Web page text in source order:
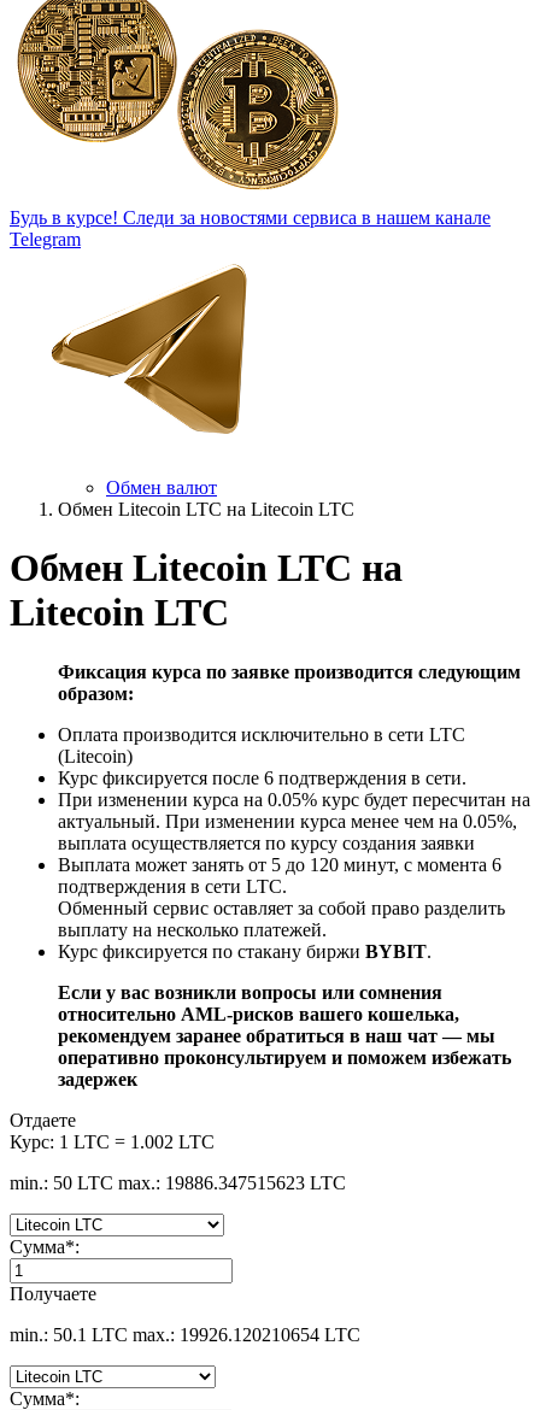
Будь в курсе! Следи за новостями сервиса в нашем канале
Telegram
Обмен валют
Обмен Litecoin LTC на Litecoin LTC
Обмен Litecoin LTC на
Litecoin LTC
Фиксация курса по заявке производится следующим
образом:
Оплата производится исключительно в сети LTC
(Litecoin)
Курс фиксируется после 6 подтверждения в сети.
При изменении курса на 0.05% курс будет пересчитан на
актуальный. При изменении курса менее чем на 0.05%,
выплата осуществляется по курсу создания заявки
Выплата может занять от 5 до 120 минут, с момента 6
подтверждения в сети LTC.
Обменный сервис оставляет за собой право разделить
выплату на несколько платежей.
Курс фиксируется по стакану биржи BYBIT.
Если у вас возникли вопросы или сомнения
относительно AML-рисков вашего кошелька,
рекомендуем заранее обратиться в наш чат — мы
оперативно проконсультируем и поможем избежать
задержек
Отдаете
Курс: 1 LTC = 1.002 LTC
min.: 50 LTC max.: 19886.347515623 LTC
Сумма*:
Получаете
min.: 50.1 LTC max.: 19926.120210654 LTC
Сумма*: